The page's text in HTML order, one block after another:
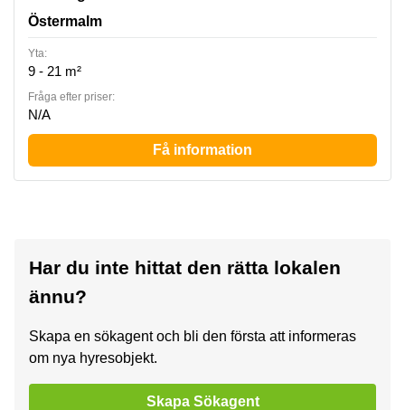
Östermalm
Yta:
9 - 21 m²
Fråga efter priser:
N/A
Få information
Har du inte hittat den rätta lokalen
ännu?
Skapa en sökagent och bli den första att informeras
om nya hyresobjekt.
Skapa Sökagent